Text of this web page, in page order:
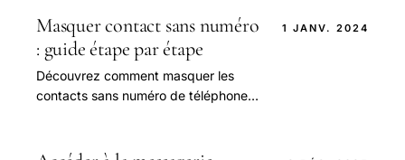
Masquer contact sans numéro
: guide étape par étape
Découvrez comment masquer les
contacts sans numéro de téléphone
les contacts.
1 JANV. 2024